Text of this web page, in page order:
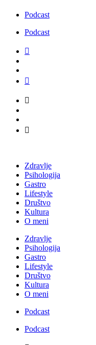
Podcast
Podcast
Zdravlje
Psihologija
Gastro
Lifestyle
Društvo
Kultura
O meni
Zdravlje
Psihologija
Gastro
Lifestyle
Društvo
Kultura
O meni
Podcast
Podcast